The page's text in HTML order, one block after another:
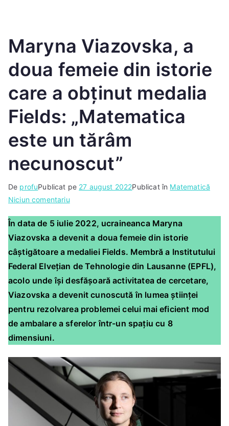
Maryna Viazovska, a
doua femeie din istorie
care a obținut medalia
Fields: „Matematica
este un tărâm
necunoscut”
De profuPublicat pe 27 august 2022Publicat în Matematică
Niciun comentariu
În data de 5 iulie 2022, ucraineanca Maryna
Viazovska a devenit a doua femeie din istorie
câștigătoare a medaliei Fields. Membră a Institutului
Federal Elvețian de Tehnologie din Lausanne (EPFL),
acolo unde își desfășoară activitatea de cercetare,
Viazovska a devenit cunoscută în lumea științei
pentru rezolvarea problemei celui mai eficient mod
de ambalare a sferelor într-un spațiu cu 8
dimensiuni.